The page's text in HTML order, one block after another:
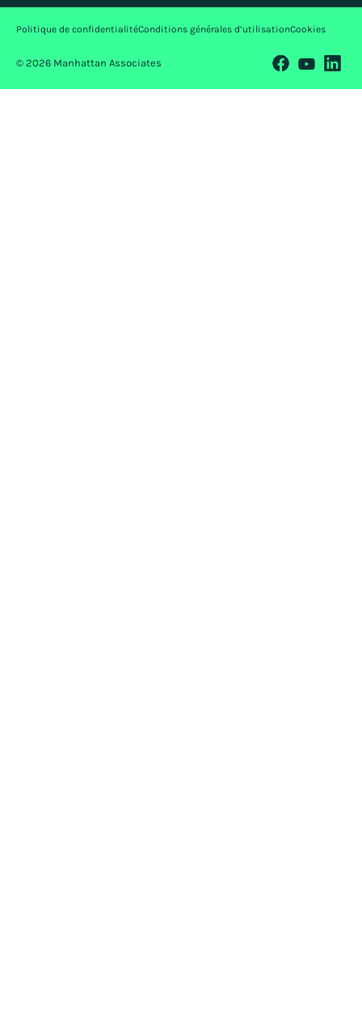
© 2026 Manhattan Associates
Politique de confidentialitéConditions générales d’utilisationCookies